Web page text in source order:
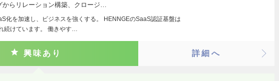
からリレーション構築、クロージ…
化を加速し、ビジネスを強くする。 HENNGEのSaaS認証基盤は
続けています。 働きやす…
興味あり 詳細へ